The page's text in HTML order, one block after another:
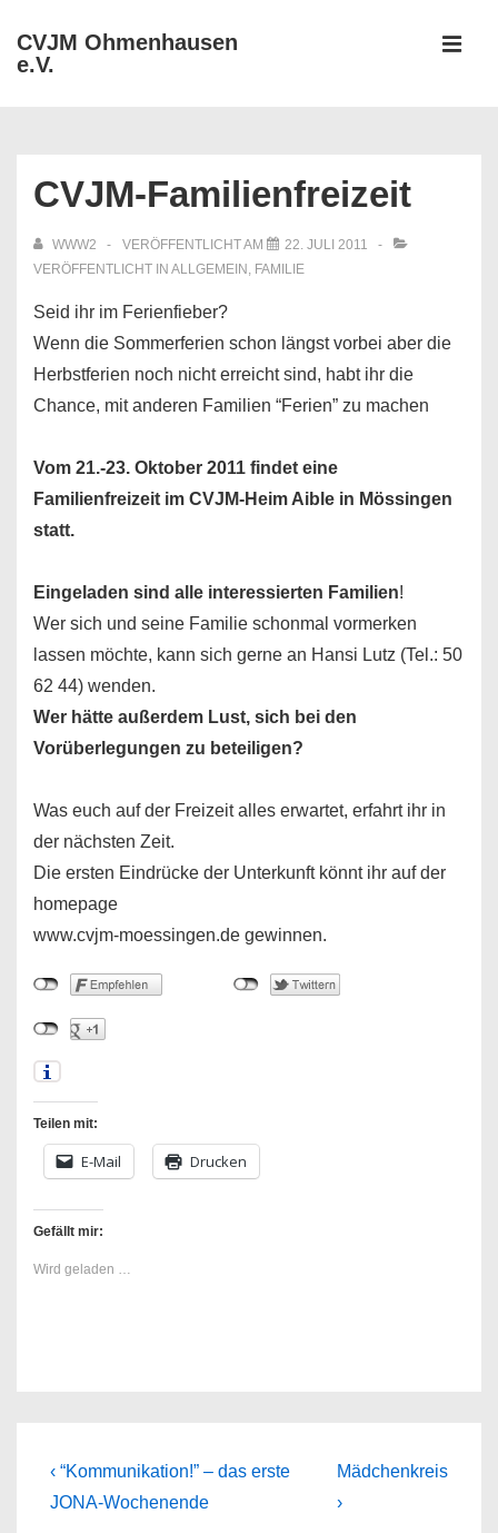
Zum
Inhalt
CVJM Ohmenhausen
e.V.
CVJM-Familienfreizeit
WWW2 VERÖFFENTLICHT AM
22. JULI 2011
VERÖFFENTLICHT IN ALLGEMEIN , FAMILIE
Seid ihr im Ferienfieber?
Wenn die Sommerferien schon längst vorbei aber die
Herbstferien noch nicht erreicht sind, habt ihr die
Chance, mit anderen Familien “Ferien” zu machen
Vom 21.-23. Oktober 2011 findet eine
Familienfreizeit im CVJM-Heim Aible in Mössingen
statt.
Eingeladen sind alle interessierten Familien!
Wer sich und seine Familie schonmal vormerken
lassen möchte, kann sich gerne an Hansi Lutz (Tel.: 50
62 44) wenden.
Wer hätte außerdem Lust, sich bei den
Vorüberlegungen zu beteiligen?
Was euch auf der Freizeit alles erwartet, erfahrt ihr in
der nächsten Zeit.
Die ersten Eindrücke der Unterkunft könnt ihr auf der
homepage
www.cvjm-moessingen.de gewinnen.
Teilen mit:
E-Mail Drucken
Gefällt mir:
Wird geladen …
Beitragsnavigation
Previous
Post
‹ “Kommunikation!” – das erste
JONA-Wochenende
Next
Post
Mädchenkreis
›